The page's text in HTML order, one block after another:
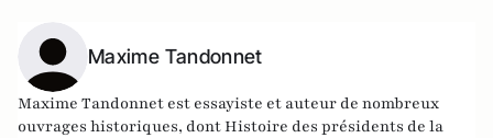
Maxime Tandonnet
Maxime Tandonnet est essayiste et auteur de nombreux
ouvrages historiques, dont Histoire des présidents de la